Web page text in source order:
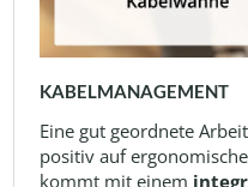
KABELMANAGEMENT
Eine gut geordnete
positiv auf
kommt mit einem